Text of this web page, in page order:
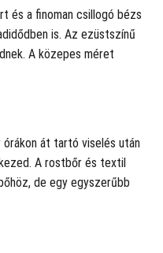
és a finoman csillogó bézs
is. Az ezüstszínű
A közepes méret
órákon át tartó viselés után
A rostbőr és textil
de egy egyszerűbb